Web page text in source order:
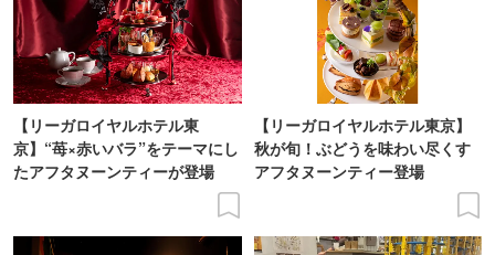
【リーガロイヤルホテル東
京】“苺×赤いバラ”をテーマにし
たアフタヌーンティーが登場
【リーガロイヤルホテル東京】
秋が旬！ぶどうを味わい尽くす
アフタヌーンティー登場